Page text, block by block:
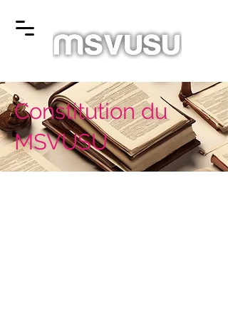
Constitution du
MSVUSU